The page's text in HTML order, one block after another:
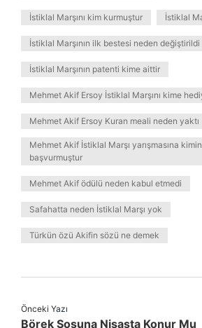
İstiklal Marşını kim kurmuştur İstiklal
İstiklal Marşının ilk bestesi neden değiştirildi
İstiklal Marşının patenti kime aittir
Mehmet Akif Ersoy İstiklal Marşını kime
Mehmet Akif Ersoy Kuran meali neden yaktı
Mehmet Akif İstiklal Marşı yarışmasına
başvurmuştur
Mehmet Akif ödülü neden kabul etmedi
Safahatta neden İstiklal Marşı yok
Türkün özü Akifin sözü ne demek
Önceki Yazı
Börek Sosuna Nişasta Konur Mu